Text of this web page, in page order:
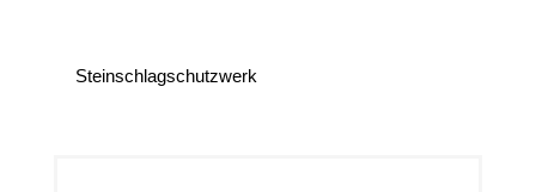
Steinschlagschutzwerk